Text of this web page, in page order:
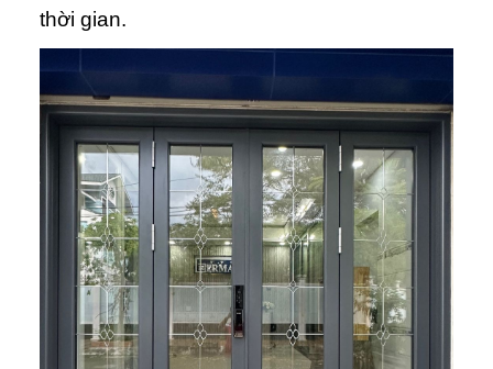
thời gian.